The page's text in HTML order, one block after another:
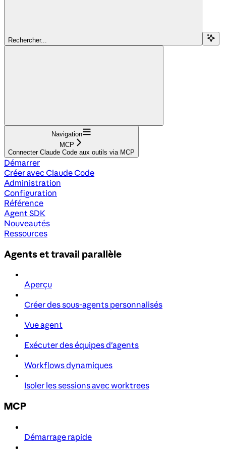
Rechercher...
Navigation
MCP
Connecter Claude Code aux outils via MCP
Démarrer
Créer avec Claude Code
Administration
Configuration
Référence
Agent SDK
Nouveautés
Ressources
Agents et travail parallèle
Aperçu
Créer des sous-agents personnalisés
Vue agent
Exécuter des équipes d'agents
Workflows dynamiques
Isoler les sessions avec worktrees
MCP
Démarrage rapide